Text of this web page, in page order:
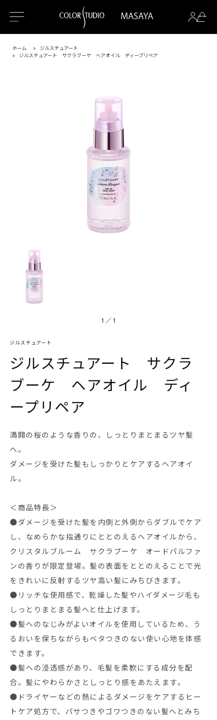
ホーム
ジルスチュアート
ジルスチュアート サクラブーケ ヘアオイル ディープリペア
1 ／ 1
ジルスチュアート
ジルスチュアート サクラ
ブーケ ヘアオイル ディ
ープリペア
満開の桜のような香りの、しっとりまとまるツヤ髪
へ。
ダメージを受けた髪もしっかりとケアするヘアオイ
ル。
＜商品特長＞
●ダメージを受けた髪を内側と外側からダブルでケア
し、なめらかな指通りにととのえるヘアオイルから、
クリスタルブルーム サクラブーケ オードパルファ
ンの香りが限定登場。髪の表面をととのえることで光
をきれいに反射するツヤ高い髪にみちびきます。
●リッチな使用感で、乾燥した髪やハイダメージ毛も
しっとりまとまる髪へと仕上げます。
●髪へのなじみがよいオイルを使用しているため、う
るおいを保ちながらもベタつきのない使い心地を体感
できます。
●髪への浸透感があり、毛髪を柔軟にする成分を配
合。髪にやわらかさとしっとり感をあたえます。
●ドライヤーなどの熱によるダメージをケアするヒー
トケア処方で、パサつきやゴワつきのない髪へとみち